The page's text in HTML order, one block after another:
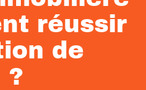
réussir
de
?